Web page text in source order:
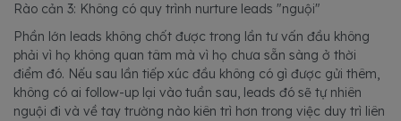
Rào cản 3: Không có quy trình nurture leads "nguội"
Phần lớn leads không chốt được trong lần tư vấn đầu không
phải vì họ không quan tâm mà vì họ chưa sẵn sàng ở thời
điểm đó. Nếu sau lần tiếp xúc đầu không có gì được gửi thêm,
không có ai follow-up lại vào tuần sau, leads đó sẽ tự nhiên
nguội đi và về tay trường nào kiên trì hơn trong việc duy trì liên